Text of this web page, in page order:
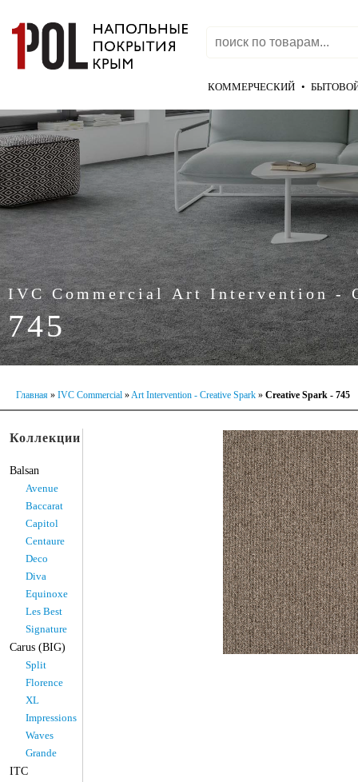
КОММЕРЧЕСКИЙ •
IVC Commercial Art Intervention -
745
Главная » IVC Commercial »Art Intervention - Creative Spark » Creative Spark - 745
Коллекции
Balsan
Avenue
Baccarat
Capitol
Centaure
Deco
Diva
Equinoxe
Les Best
Signature
Carus (BIG)
Split
Florence
XL
Impressions
Waves
Grande
ITC